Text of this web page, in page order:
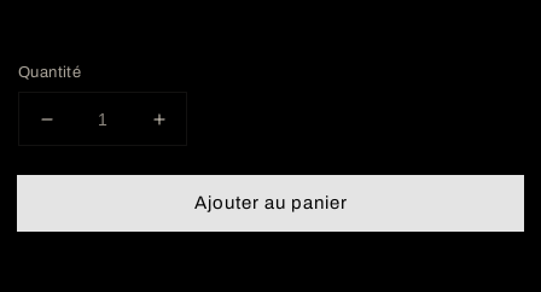
Quantité
Réduire
quantité
CD
Augmenter
quantité
CD
Ajouter au panier